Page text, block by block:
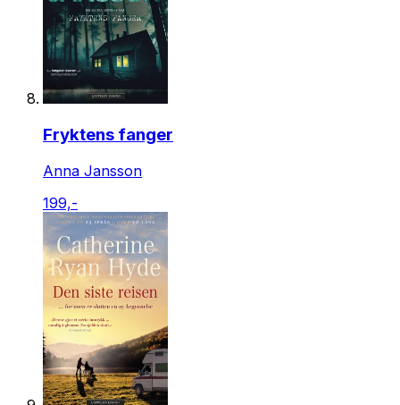
Fryktens fanger
Anna Jansson
199,-